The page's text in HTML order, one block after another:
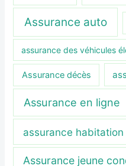
Assurance auto
assurance des véhicules
Assurance décès
Assurance en ligne
assurance habitation
Assurance jeune